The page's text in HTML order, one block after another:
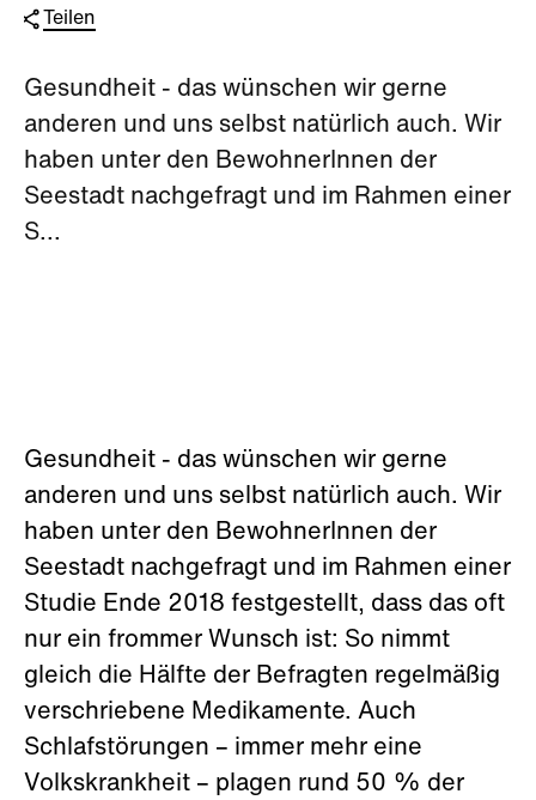
Teilen
Gesundheit - das wünschen wir gerne
anderen und uns selbst natürlich auch. Wir
haben unter den BewohnerInnen der
Seestadt nachgefragt und im Rahmen einer
S...
Gesundheit - das wünschen wir gerne
anderen und uns selbst natürlich auch. Wir
haben unter den BewohnerInnen der
Seestadt nachgefragt und im Rahmen einer
Studie Ende 2018 festgestellt, dass das oft
nur ein frommer Wunsch ist: So nimmt
gleich die Hälfte der Befragten regelmäßig
verschriebene Medikamente. Auch
Schlafstörungen – immer mehr eine
Volkskrankheit – plagen rund 50 % der